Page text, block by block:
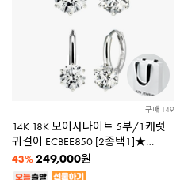
구매 149
14K 18K 모이사나이트 5부/1캐럿
귀걸이 ECBEE850 [2종택1]★
쇼핑백 증정★
43% 249,000원